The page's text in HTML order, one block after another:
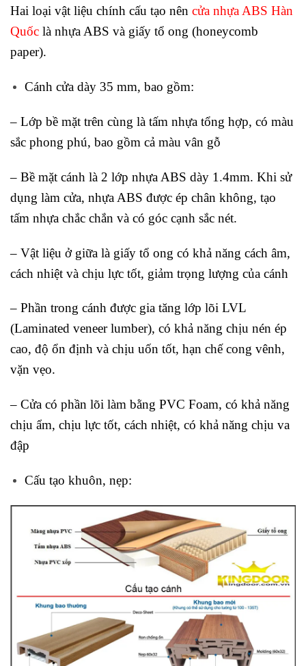
Hai loại vật liệu chính cấu tạo nên cửa nhựa ABS Hàn
Quốc là nhựa ABS và giấy tổ ong (honeycomb
paper).
Cánh cửa dày 35 mm, bao gồm:
– Lớp bề mặt trên cùng là tấm nhựa tổng hợp, có màu
sắc phong phú, bao gồm cả màu vân gỗ
– Bề mặt cánh là 2 lớp nhựa ABS dày 1.4mm. Khi sử
dụng làm cửa, nhựa ABS được ép chân không, tạo
tấm nhựa chắc chắn và có góc cạnh sắc nét.
– Vật liệu ở giữa là giấy tổ ong có khả năng cách âm,
cách nhiệt và chịu lực tốt, giảm trọng lượng của cánh
– Phần trong cánh được gia tăng lớp lõi LVL
(Laminated veneer lumber), có khả năng chịu nén ép
cao, độ ổn định và chịu uốn tốt, hạn chế cong vênh,
vặn vẹo.
– Cửa có phần lõi làm bằng PVC Foam, có khả năng
chịu ẩm, chịu lực tốt, cách nhiệt, có khả năng chịu va
đập
Cấu tạo khuôn, nẹp: